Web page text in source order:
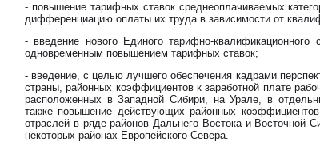
- повышение тарифных ставок среднеоплачиваемых
дифференциацию оплаты их труда в зависимости от
- введение нового Единого тарифно-
одновременным повышением тарифных ставок;
- введение, с целью лучшего обеспечения кадрами
страны, районных коэффициентов к заработной плате
расположенных в Западной Сибири, на Урале, в
также повышение действующих районных коэффициентов
отраслей в ряде районов Дальнего Востока и Восточной
некоторых районах Европейского Севера.